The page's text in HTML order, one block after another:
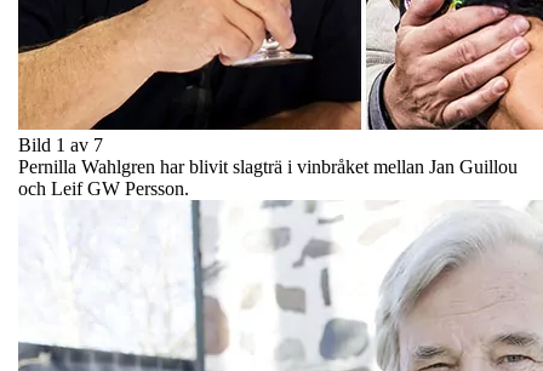
Bild 1 av 7
Pernilla Wahlgren har blivit slagträ i vinbråket mellan Jan Guillou
och Leif GW Persson.